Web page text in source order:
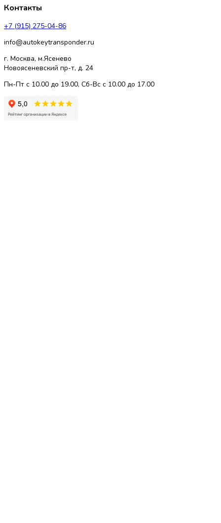
Контакты
+7 (915) 275-04-86
info@autokeytransponder.ru
г. Москва, м.Ясенево
Новоясеневский пр-т, д. 24
Пн-Пт с 10.00 до 19.00, Сб-Вс с 10.00 до 17.00